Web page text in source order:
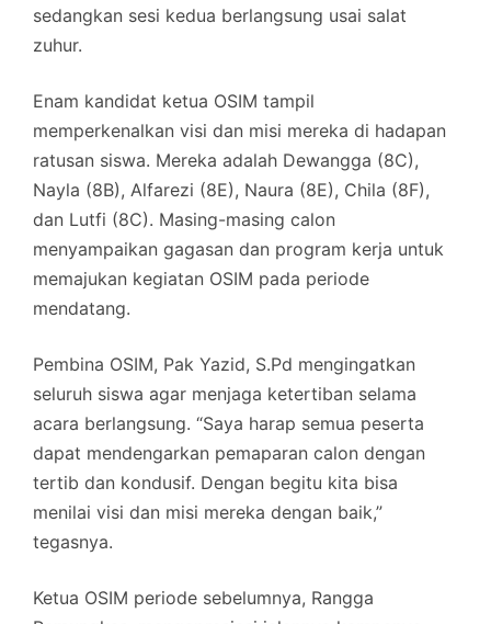
sedangkan sesi kedua berlangsung usai salat
zuhur.
Enam kandidat ketua OSIM tampil
memperkenalkan visi dan misi mereka di hadapan
ratusan siswa. Mereka adalah Dewangga (8C),
Nayla (8B), Alfarezi (8E), Naura (8E), Chila (8F),
dan Lutfi (8C). Masing-masing calon
menyampaikan gagasan dan program kerja untuk
memajukan kegiatan OSIM pada periode
mendatang.
Pembina OSIM, Pak Yazid, S.Pd mengingatkan
seluruh siswa agar menjaga ketertiban selama
acara berlangsung. “Saya harap semua peserta
dapat mendengarkan pemaparan calon dengan
tertib dan kondusif. Dengan begitu kita bisa
menilai visi dan misi mereka dengan baik,”
tegasnya.
Ketua OSIM periode sebelumnya, Rangga